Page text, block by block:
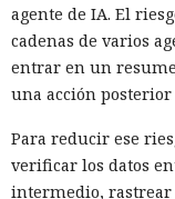
agente de IA. El
cadenas de varios
entrar en un
una acción
Para reducir ese
verificar los datos
intermedio, rastrear